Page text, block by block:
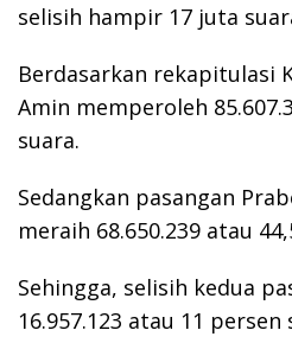
selisih hampir 17 juta
Berdasarkan rekapitulasi
Amin memperoleh
suara.
Sedangkan pasangan
meraih 68.650.239 atau
Sehingga, selisih kedua
16.957.123 atau 11 persen